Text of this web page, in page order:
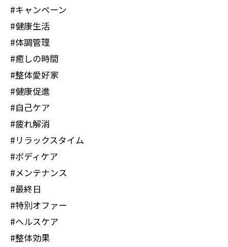
#キャンペーン
#健康生活
#体調管理
#癒しの時間
#整体愛好家
#健康促進
#自己ケア
#疲れ解消
#リラックスタイム
#ボディケア
#メンテナンス
#最終日
#特別オファー
#ヘルスケア
#整体効果